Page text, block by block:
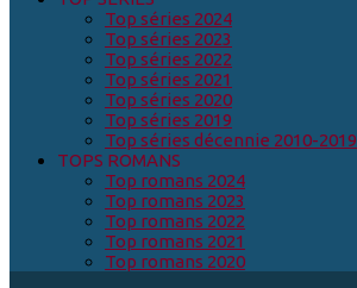
Top séries 2024
Top séries 2023
Top séries 2022
Top séries 2021
Top séries 2020
Top séries 2019
Top séries décennie 2010-2019
TOPS ROMANS
Top romans 2024
Top romans 2023
Top romans 2022
Top romans 2021
Top romans 2020